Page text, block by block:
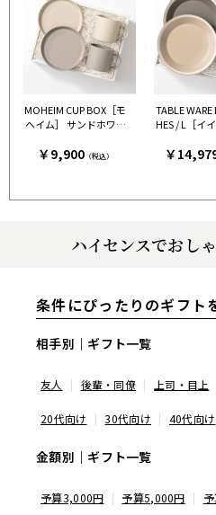
MOHEIM CUP BOX［モ
ヘイム］ サンドホワイ
ム］
￥9,900（税込）
TABLE WARE
HES / L［イ
ー＆ベージ
￥
ハイセンスでおし
条件にぴったりのギフト
相手別｜ギフト一覧
友人 後輩・同僚 上司・目上
20代向け 30代向け 40代向け
金額別｜ギフト一覧
予算3,000円 予算5,000円